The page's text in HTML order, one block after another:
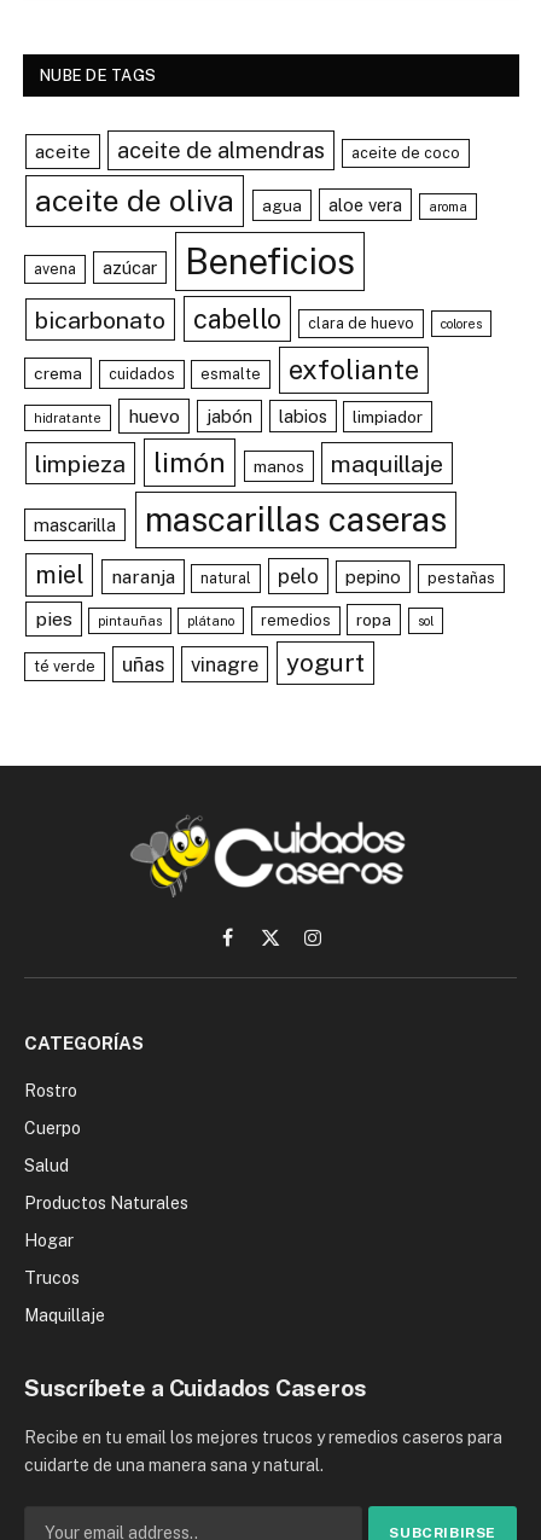
NUBE DE TAGS
aceite aceite de almendras aceite de coco
aceite de oliva agua aloe vera aroma
avena azúcar Beneficios
bicarbonato cabello clara de huevo colores
crema cuidados esmalte exfoliante
hidratante huevo jabón labios limpiador
limpieza limón manos maquillaje
mascarilla mascarillas caseras
miel naranja natural pelo pepino pestañas
pies pintauñas plátano remedios ropa sol
té verde uñas vinagre yogurt
Facebook
X
(Twitter)
Instagram
CATEGORÍAS
Rostro
Cuerpo
Salud
Productos Naturales
Hogar
Trucos
Maquillaje
Suscríbete a Cuidados Caseros
Recibe en tu email los mejores trucos y remedios caseros para
cuidarte de una manera sana y natural.